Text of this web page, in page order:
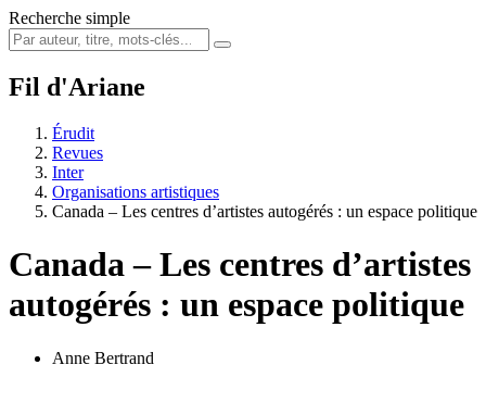
Recherche simple
Fil d'Ariane
Érudit
Revues
Inter
Organisations artistiques
Canada – Les centres d’artistes autogérés : un espace politique
Canada – Les centres d’artistes
autogérés : un espace politique
Anne Bertrand